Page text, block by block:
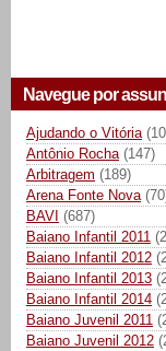
Navegue por
Ajudando o Vitória
Antônio Rocha (147)
Arbitragem (189)
Arena Fonte Nova
BAVI (687)
Baiano Infantil 2011
Baiano Infantil 2012
Baiano Infantil 2013
Baiano Infantil 2014
Baiano Juvenil 2011
Baiano Juvenil 2012